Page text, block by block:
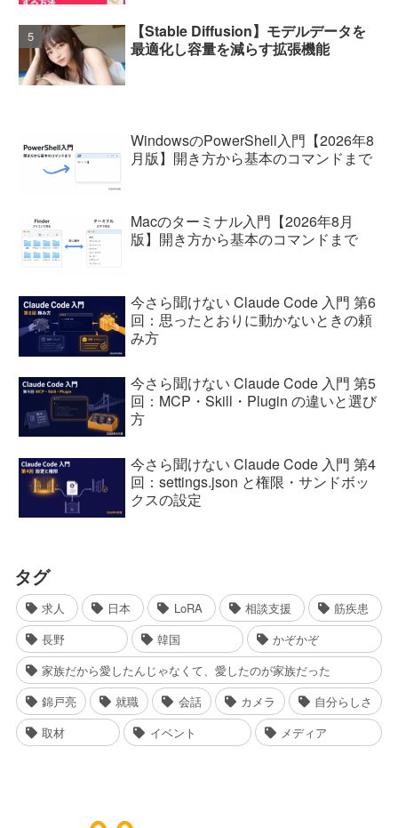
【Stable Diffusion】モデルデータを
最適化し容量を減らす拡張機能
WindowsのPowerShell入門【2026年8
月版】開き方から基本のコマンドまで
Macのターミナル入門【2026年8月
版】開き方から基本のコマンドまで
今さら聞けない Claude Code 入門 第6
回：思ったとおりに動かないときの頼
み方
今さら聞けない Claude Code 入門 第5
回：MCP・Skill・Plugin の違いと選び
方
今さら聞けない Claude Code 入門 第4
回：settings.json と権限・サンドボッ
クスの設定
タグ
求人 日本 LoRA 相談支援
筋疾患
長野
韓国
かぞかぞ
家族だから愛したんじゃなくて、愛したのが家族だった
錦戸亮
就職 会話 カメラ
自分らしさ
取材
イベント メディア